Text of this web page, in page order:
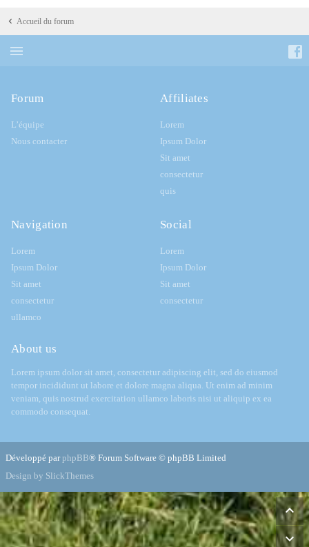
Accueil du forum
Forum
L’équipe
Nous contacter
Affiliates
Lorem
Ipsum Dolor
Sit amet
consectetur
quis
Navigation
Lorem
Ipsum Dolor
Sit amet
consectetur
ullamco
Social
Lorem
Ipsum Dolor
Sit amet
consectetur
About us
Lorem ipsum dolor sit amet, consectetur adipiscing elit, sed do eiusmod
tempor incididunt ut labore et dolore magna aliqua. Ut enim ad minim
veniam, quis nostrud exercitation ullamco laboris nisi ut aliquip ex ea
commodo consequat.
Développé parphpBB® Forum Software © phpBB Limited
Design by SlickThemes